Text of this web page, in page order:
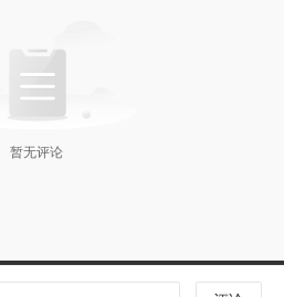
暂无评论
文化传媒有限公司 版权所有